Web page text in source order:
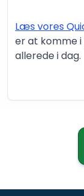
Læs vores
er at komme
allerede i dag.